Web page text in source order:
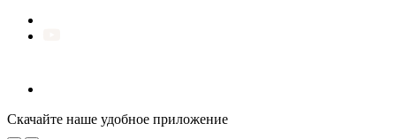
Скачайте наше удобное приложение